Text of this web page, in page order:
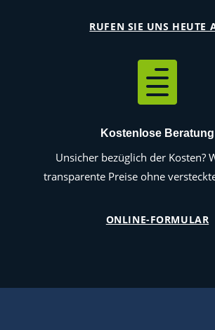
RUFEN SIE UNS HEUTE

Kostenlose Beratung
Unsicher bezüglich der Kosten?
transparente Preise ohne
ONLINE-FORMULAR